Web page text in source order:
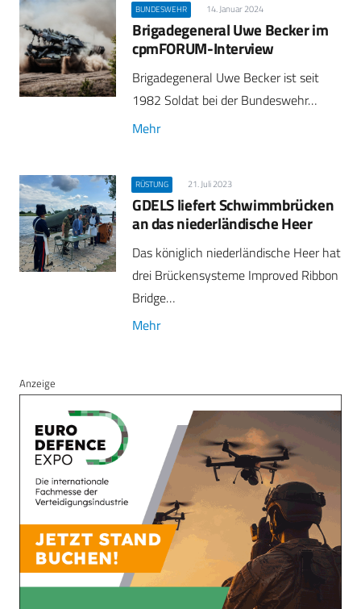
BUNDESWEHR 14. Januar 2024
Brigadegeneral Uwe Becker im
cpmFORUM-Interview
Brigadegeneral Uwe Becker ist seit
1982 Soldat bei der Bundeswehr…
Mehr
RÜSTUNG 21. Juli 2023
GDELS liefert Schwimmbrücken
an das niederländische Heer
Das königlich niederländische Heer hat
drei Brückensysteme Improved Ribbon
Bridge…
Mehr
Anzeige